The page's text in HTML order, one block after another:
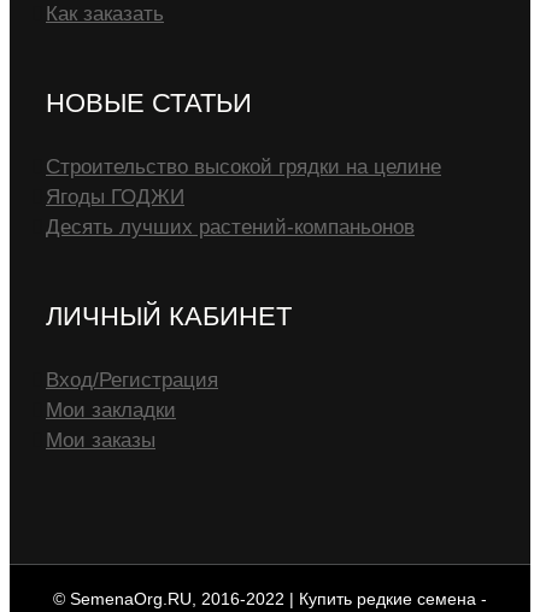
Как заказать
НОВЫЕ СТАТЬИ
Строительство высокой грядки на целине
Ягоды ГОДЖИ
Десять лучших растений-компаньонов
ЛИЧНЫЙ КАБИНЕТ
Вход/Регистрация
Мои закладки
Мои заказы
© SemenaOrg.RU, 2016-2022 | Купить редкие семена -